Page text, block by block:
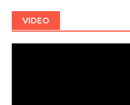
VIDEO